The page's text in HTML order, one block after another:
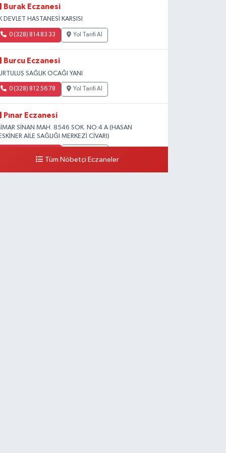
Burak Eczanesi
DEVLET HASTANESİ KARŞISI
0 (328) 814 83 33 Yol Tarifi Al
Burcu Eczanesi
SAĞLIK OCAĞI YANI
0 (328) 812 56 78 Yol Tarifi Al
Pınar Eczanesi
SİNAN MAH. 8546 SOK. NO:4 A (HASAN
AİLE SAĞLIĞI MERKEZİ CİVARI)
Tüm Nöbetçi Eczaneler